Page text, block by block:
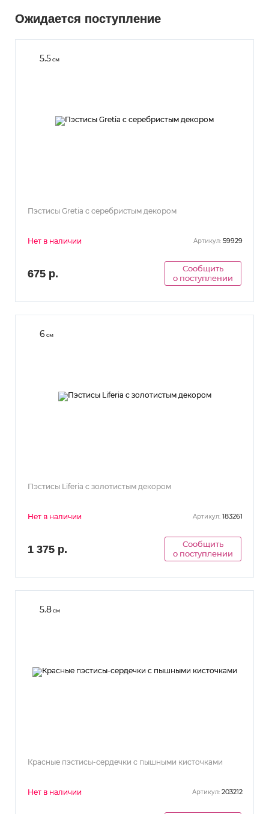
Ожидается поступление
5.5см
Пэстисы Gretia с серебристым декором
Нет в наличии Артикул: 59929
675 р.
Сообщить
о поступлении
6 см
Пэстисы Liferia с золотистым декором
Нет в наличии Артикул: 183261
1 375 р.
Сообщить
о поступлении
5.8см
Красные пэстисы-сердечки с пышными кисточками
Нет в наличии Артикул: 203212